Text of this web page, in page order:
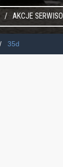
AKCJE
35d